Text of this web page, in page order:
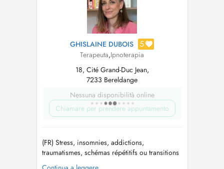
GHISLAINE DUBOIS 5
Terapeuta,Ipnoterapia
18, Cité Grand-Duc Jean,
7233 Bereldange
Nessuna disponibilità online
Chiamare per prendere appuntamento
(FR) Stress, insomnies, addictions,
traumatismes, schémas répétitifs ou transitions
de vie... Vous sentez qu'il est temps de changer